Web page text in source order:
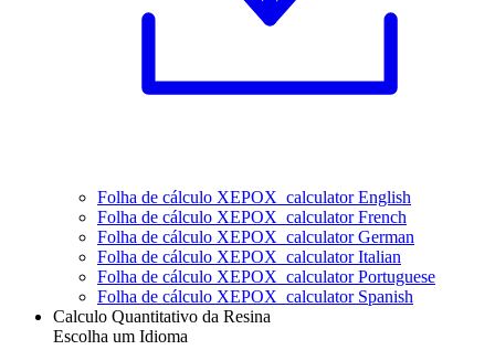
Folha de cálculo XEPOX_calculator English
Folha de cálculo XEPOX_calculator French
Folha de cálculo XEPOX_calculator German
Folha de cálculo XEPOX_calculator Italian
Folha de cálculo XEPOX_calculator Portuguese
Folha de cálculo XEPOX_calculator Spanish
Calculo Quantitativo da Resina
Escolha um Idioma